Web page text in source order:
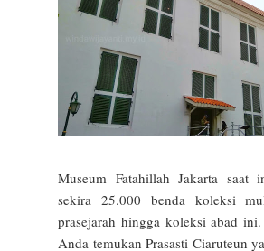
Museum Fatahillah Jakarta saat
sekira 25.000 benda koleksi
prasejarah hingga koleksi abad
Anda temukan Prasasti Ciaruteun